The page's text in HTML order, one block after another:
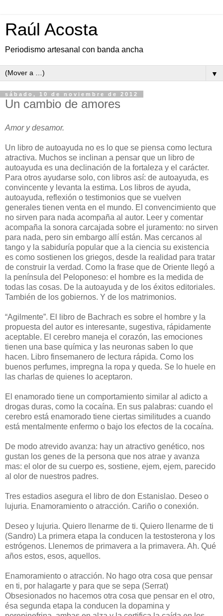
Raúl Acosta
Periodismo artesanal con banda ancha
▼
sábado, 10 de noviembre de 2012
Un cambio de amores
Amor y desamor.
Un libro de autoayuda no es lo que se piensa como lectura
atractiva. Muchos se inclinan a pensar que un libro de
autoayuda es una declinación de la fortaleza y el carácter.
Para otros ayudarse solo, con libros así: de autoayuda, es
convincente y levanta la estima. Los libros de ayuda,
autoayuda, reflexión o testimonios que se vuelven
generales tienen venta en el mundo. El convencimiento que
no sirven para nada acompaña al autor. Leer y comentar
acompaña la sonora carcajada sobre el juramento: no sirven
para nada, pero sin embargo allí están. Mas cercanos al
tango y la sabiduría popular que a la ciencia su existencia
es como sostienen los griegos, desde la realidad para tratar
de construir la verdad. Como la frase que de Oriente llegó a
la península del Peloponeso: el hombre es la medida de
todas las cosas. De la autoayuda y de los éxitos editoriales.
También de los gobiernos. Y de los matrimonios.
“Agilmente”. El libro de Bachrach es sobre el hombre y la
propuesta del autor es interesante, sugestiva, rápidamente
aceptable. El cerebro maneja el corazón, las emociones
tienen una base química y las neuronas saben lo que
hacen. Libro finsemanero de lectura rápida. Como los
buenos perfumes, impregna la ropa y queda. Se lo huele en
las charlas de quienes lo aceptaron.
El enamorado tiene un comportamiento similar al adicto a
drogas duras, como la cocaína. En sus palabras: cuando el
cerebro está enamorado tiene ciertas similitudes a cuando
está mentalmente enfermo o bajo los efectos de la cocaína.
De modo atrevido avanza: hay un atractivo genético, nos
gustan los genes de la persona que nos atrae y avanza
mas: el olor de su cuerpo es, sostiene, ejem, ejem, parecido
al olor de nuestros padres.
Tres estadios asegura el libro de don Estanislao. Deseo o
lujuria. Enamoramiento o atracción. Cariño o conexión.
Deseo y lujuria. Quiero llenarme de ti. Quiero llenarme de ti
(Sandro) La primera etapa la conducen la testosterona y los
estrógenos. Llenemos de primavera a la primavera. Ah. Qué
años estos, esos, aquellos.
Enamoramiento o atracción. No hago otra cosa que pensar
en ti, por halagarte y para que se sepa (Serrat)
Obsesionados no hacemos otra cosa que pensar en el otro,
ésa segunda etapa la conducen la dopamina y